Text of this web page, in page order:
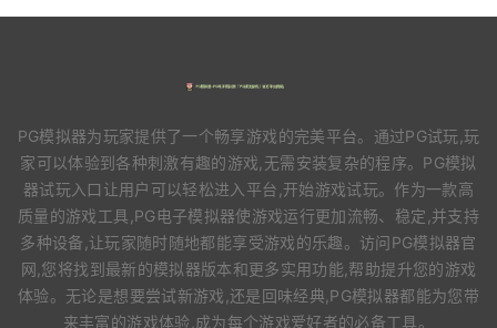
PG模拟器为玩家提供了一个畅享游戏的完美平台。通过PG试玩,玩
家可以体验到各种刺激有趣的游戏,无需安装复杂的程序。PG模拟
器试玩入口让用户可以轻松进入平台,开始游戏试玩。作为一款高
质量的游戏工具,PG电子模拟器使游戏运行更加流畅、稳定,并支持
多种设备,让玩家随时随地都能享受游戏的乐趣。访问PG模拟器官
网,您将找到最新的模拟器版本和更多实用功能,帮助提升您的游戏
体验。无论是想要尝试新游戏,还是回味经典,PG模拟器都能为您带
来丰富的游戏体验,成为每个游戏爱好者的必备工具。